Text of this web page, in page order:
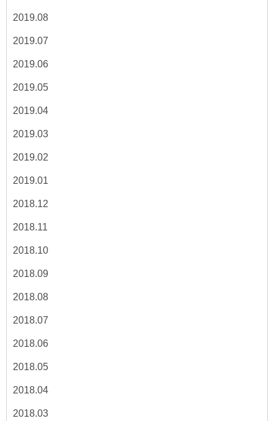
2019.08
2019.07
2019.06
2019.05
2019.04
2019.03
2019.02
2019.01
2018.12
2018.11
2018.10
2018.09
2018.08
2018.07
2018.06
2018.05
2018.04
2018.03